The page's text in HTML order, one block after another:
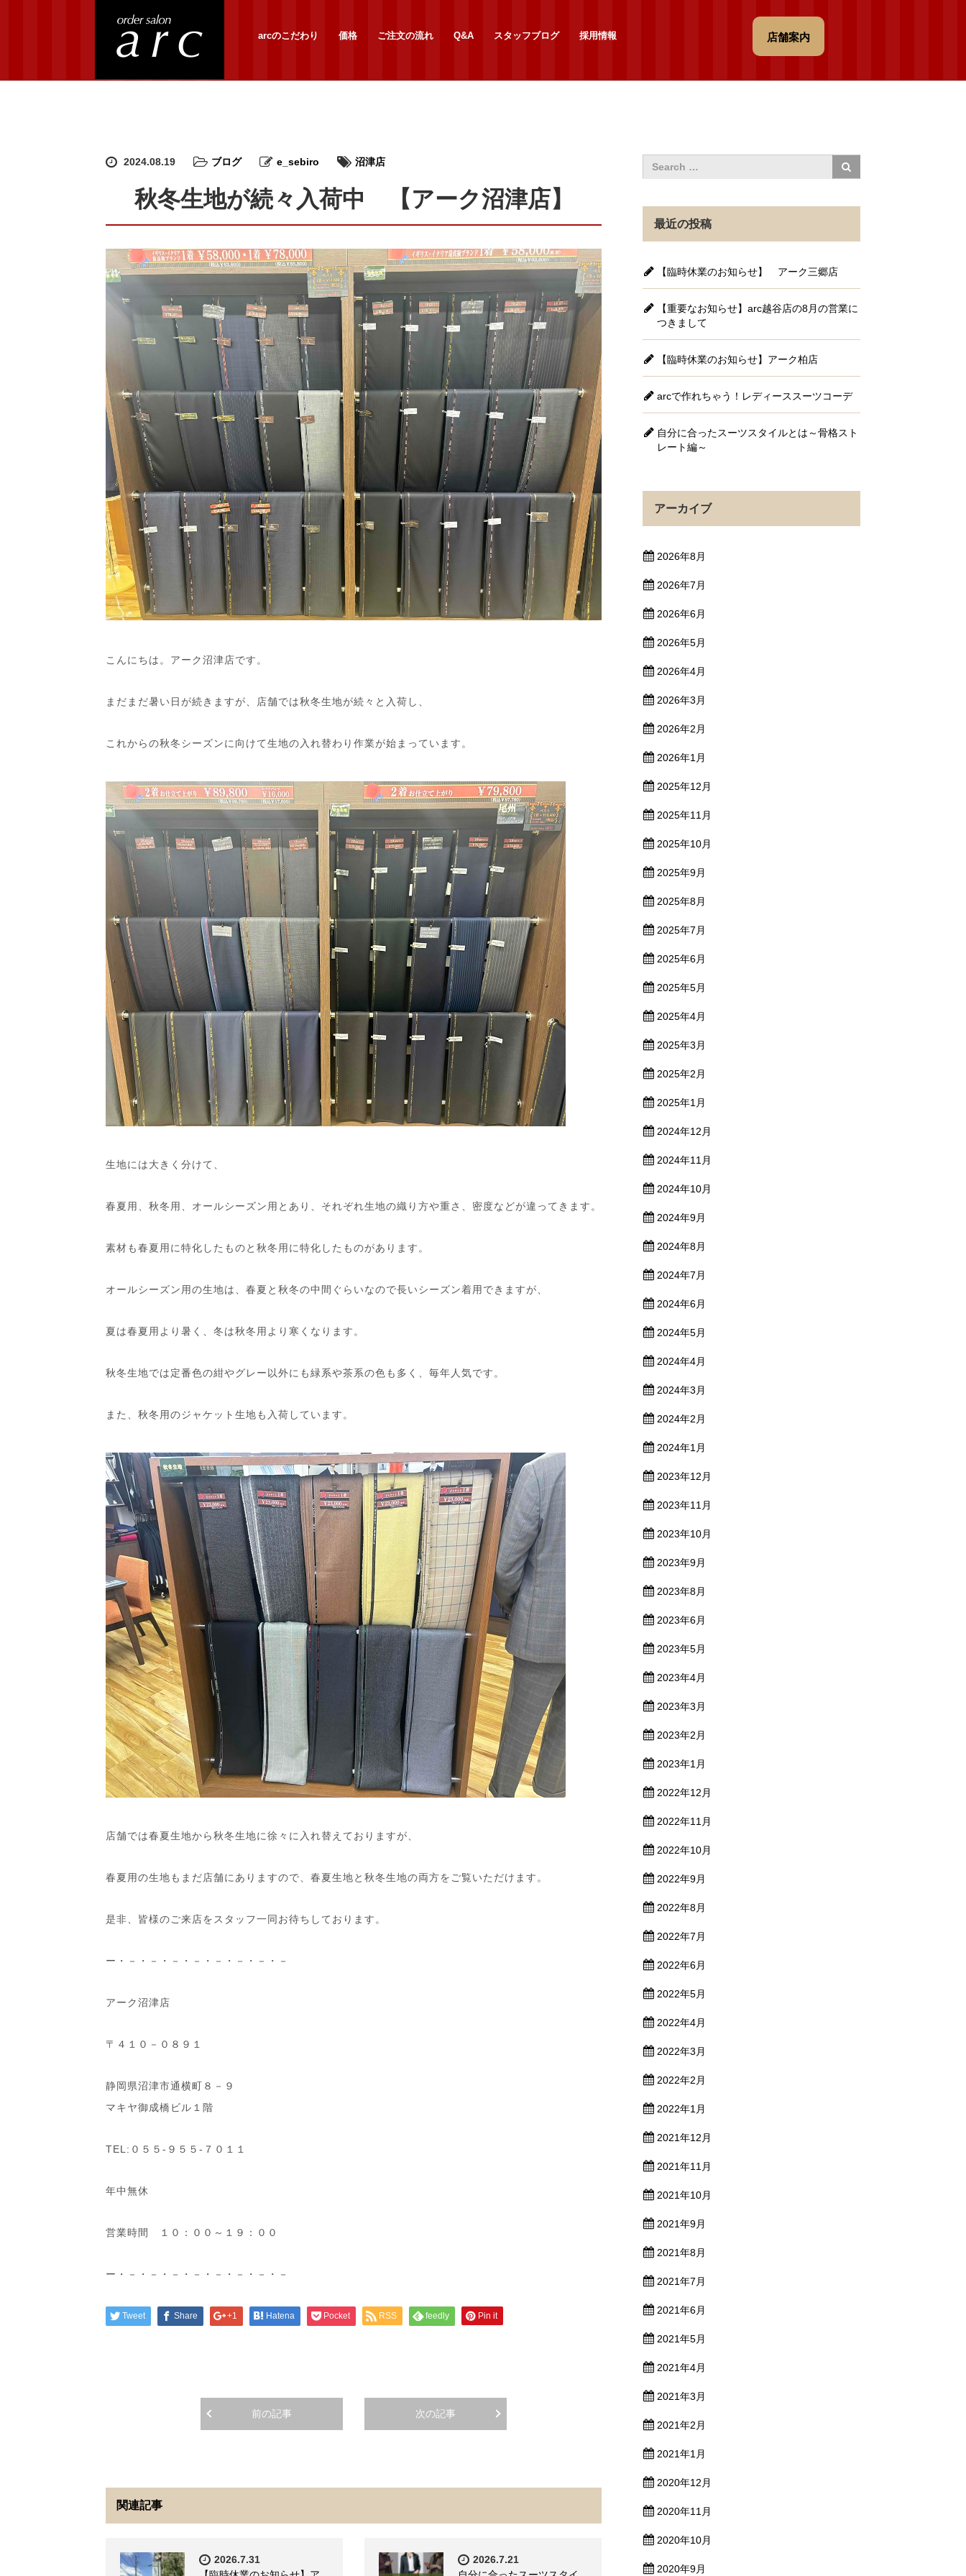
arcのこだわり 価格 ご注文の流れ Q&A スタッフブログ 採用情報 店舗案内
2024.08.19 ブログ e_sebiro 沼津店
秋冬生地が続々入荷中 【アーク沼津店】
こんにちは。アーク沼津店です。
まだまだ暑い日が続きますが、店舗では秋冬生地が続々と入荷し、
これからの秋冬シーズンに向けて生地の入れ替わり作業が始まっています。
生地には大きく分けて、
春夏用、秋冬用、オールシーズン用とあり、それぞれ生地の織り方や重さ、密度などが違ってきます。
素材も春夏用に特化したものと秋冬用に特化したものがあります。
オールシーズン用の生地は、春夏と秋冬の中間ぐらいなので長いシーズン着用できますが、
夏は春夏用より暑く、冬は秋冬用より寒くなります。
秋冬生地では定番色の紺やグレー以外にも緑系や茶系の色も多く、毎年人気です。
また、秋冬用のジャケット生地も入荷しています。
店舗では春夏生地から秋冬生地に徐々に入れ替えておりますが、
春夏用の生地もまだ店舗にありますので、春夏生地と秋冬生地の両方をご覧いただけます。
是非、皆様のご来店をスタッフ一同お待ちしております。
ー・－・－・－・－・－・－・－・－
アーク沼津店
〒４１０－０８９１
静岡県沼津市通横町８－９
マキヤ御成橋ビル１階
TEL:０５５-９５５-７０１１
年中無休
営業時間 １０：００～１９：００
ー・－・－・－・－・－・－・－・－
Tweet Share +1 Hatena Pocket RSS feedly Pin it
前の記事 次の記事
関連記事
2026.7.31
2026.7.21
最近の投稿
【臨時休業のお知らせ】 アーク三郷店
【重要なお知らせ】arc越谷店の8月の営業に
つきまして
【臨時休業のお知らせ】アーク柏店
arcで作れちゃう！レディーススーツコーデ
自分に合ったスーツスタイルとは～骨格スト
レート編～
アーカイブ
2026年8月
2026年7月
2026年6月
2026年5月
2026年4月
2026年3月
2026年2月
2026年1月
2025年12月
2025年11月
2025年10月
2025年9月
2025年8月
2025年7月
2025年6月
2025年5月
2025年4月
2025年3月
2025年2月
2025年1月
2024年12月
2024年11月
2024年10月
2024年9月
2024年8月
2024年7月
2024年6月
2024年5月
2024年4月
2024年3月
2024年2月
2024年1月
2023年12月
2023年11月
2023年10月
2023年9月
2023年8月
2023年6月
2023年5月
2023年4月
2023年3月
2023年2月
2023年1月
2022年12月
2022年11月
2022年10月
2022年9月
2022年8月
2022年7月
2022年6月
2022年5月
2022年4月
2022年3月
2022年2月
2022年1月
2021年12月
2021年11月
2021年10月
2021年9月
2021年8月
2021年7月
2021年6月
2021年5月
2021年4月
2021年3月
2021年2月
2021年1月
2020年12月
2020年11月
2020年10月
2020年9月